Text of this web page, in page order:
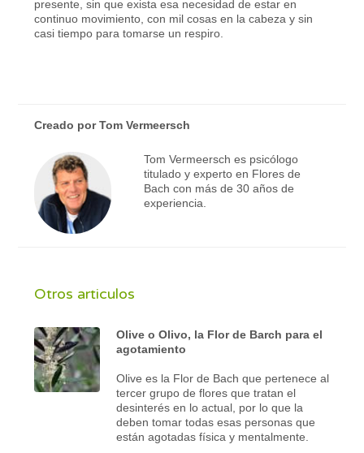
presente, sin que exista esa necesidad de estar en
continuo movimiento, con mil cosas en la cabeza y sin
casi tiempo para tomarse un respiro.
Creado porTom Vermeersch
Tom Vermeersch es psicólogo
titulado y experto en Flores de
Bach con más de 30 años de
experiencia.
Otros articulos
Olive o Olivo, la Flor de Barch para el
agotamiento
Olive es la Flor de Bach que pertenece al
tercer grupo de flores que tratan el
desinterés en lo actual, por lo que la
deben tomar todas esas personas que
están agotadas física y mentalmente.